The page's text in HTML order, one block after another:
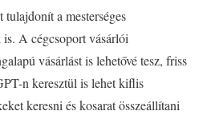
a mesterséges
A cégcsoport vásárlói
vásárlást is lehetővé tesz, friss
n keresztül is lehet kiflis
keresni és kosarat összeállítani